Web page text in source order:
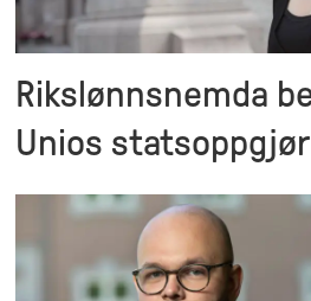
Rikslønnsnemda
Unios